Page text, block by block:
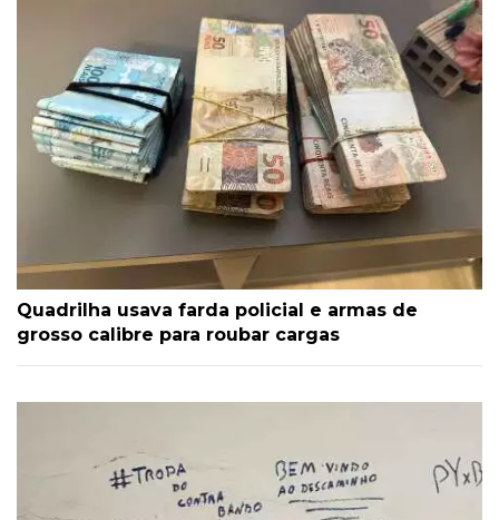
Quadrilha usava farda policial e armas de
grosso calibre para roubar cargas